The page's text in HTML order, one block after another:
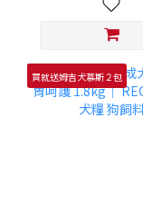
買就送姆吉犬慕斯２包